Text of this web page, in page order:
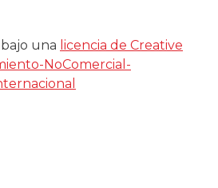
una licencia de Creative
NoComercial-